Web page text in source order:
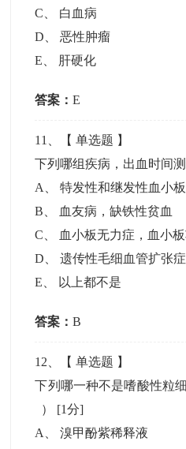
C
白血病
D 、恶性肿瘤
E
肝硬化
答案：E
11 、【单选题 】
下列哪组疾病，出血时间
A
、特发性和继发性血小
B
血友病，缺铁性贫血
C
血小板无力症，血小
D 、遗传性毛细血管扩张
E
以上都不是
答案：B
12 、【单选题 】
下列哪一种不是嗜酸性粒
） [1分]
A
、溴甲酚紫稀释液